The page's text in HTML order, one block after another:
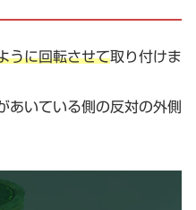
うに回転させて取り付けま
あいている側の反対の外側